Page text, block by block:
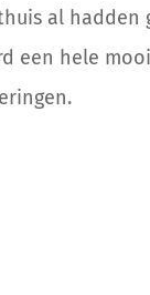
al hadden
een hele